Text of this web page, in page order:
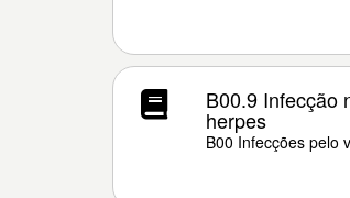
B00.9 Infecção
herpes
B00 Infecções pelo